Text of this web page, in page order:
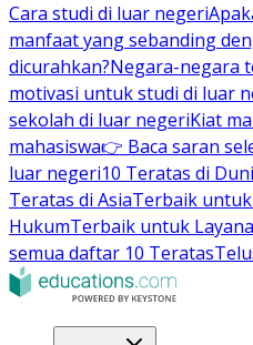
Cara studi di luar negeri
manfaat yang sebanding
dicurahkan?Negara-negara
motivasi untuk studi di luar
sekolah di luar negeriKiat
mahasiswa👉 Baca saran
luar negeri10 Teratas di
Teratas di AsiaTerbaik
HukumTerbaik untuk
semua daftar 10 Teratas